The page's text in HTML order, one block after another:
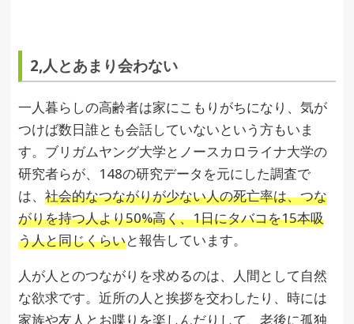
2,人とあまり会わない
一人暮らしの高齢者は家にこもりがちになり、気が
つけば数日誰とも会話していないという方もいま
す。ブリガムヤング大学とノースカロライナ大学の
研究者らが、148の研究データを元にした調査で
は、社会的なつながりが少ない人の死亡率は、つな
がりを持つ人より50%高く、1日にタバコを15本吸
う人と同じくらいと報告しています。
人が人とのつながりを求めるのは、人間として自然
な欲求です。近所の人と挨拶を交わしたり、時には
家族や友人とお喋りを楽しんだりして、老後に孤独